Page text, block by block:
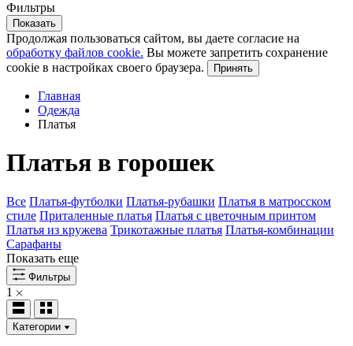
Фильтры
Показать
Продолжая пользоваться сайтом, вы даете согласие на
обработку файлов cookie. Вы можете запретить сохранение
cookie в настройках своего браузера.
Принять
Главная
Одежда
Платья
Платья в горошек
Все Платья-футболки Платья-рубашки Платья в матросском
стиле Приталенные платья Платья с цветочным принтом
Платья из кружева Трикотажные платья Платья-комбинации
Сарафаны
Показать еще
Фильтры
1
Категории